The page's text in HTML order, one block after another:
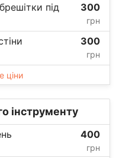
під
300
грн
300
грн
ціни
інструменту
400
грн